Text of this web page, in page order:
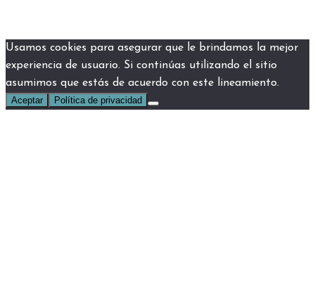
Usamos cookies para asegurar que le brindamos la mejor
experiencia de usuario. Si continúas utilizando el sitio
asumimos que estás de acuerdo con este lineamiento.
Aceptar Política de privacidad